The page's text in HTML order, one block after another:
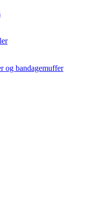
og bandagemuffer